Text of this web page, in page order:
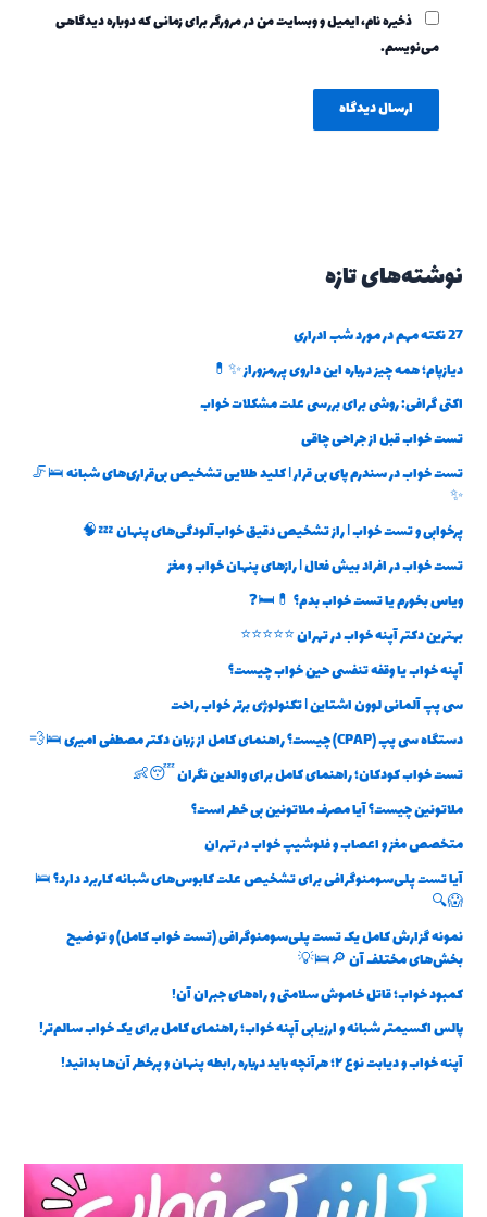
ذخیره نام، ایمیل و وبسایت من در مرورگر برای زمانی که دوباره دیدگاهی
می‌نویسم.
نوشته‌های تازه
27 نکته مهم در مورد شب ادراری
دیازپام؛ همه چیز درباره این داروی پررمزوراز ✨💊
اکتی گرافی: روشی برای بررسی علت مشکلات خواب
تست خواب قبل از جراحی چاقی
تست خواب در سندرم پای بی قرار | کلید طلایی تشخیص بی‌قراری‌های شبانه 🛌🦵
✨
پرخوابی و تست خواب | راز تشخیص دقیق خواب‌آلودگی‌های پنهان 💤🧠
تست خواب در افراد بیش فعال | رازهای پنهان خواب و مغز
ویاس بخورم یا تست خواب بدم؟ 💊🛏️❓
بهترین دکتر آپنه خواب در تهران ⭐⭐⭐⭐⭐
آپنه خواب یا وقفه تنفسی حین خواب چیست؟
سی پپ آلمانی لوون اشتاین | تکنولوژی برتر خواب راحت
دستگاه سی پپ (CPAP) چیست؟ راهنمای کامل از زبان دکتر مصطفی امیری 🛌💨
تست خواب کودکان؛ راهنمای کامل برای والدین نگران 😴👶
ملاتونین چیست؟ آیا مصرف ملاتونین بی خطر است؟
متخصص مغز و اعصاب و فلوشیپ خواب در تهران
آیا تست پلی‌سومنوگرافی برای تشخیص علت کابوس‌های شبانه کاربرد دارد؟ 🛌
😱🔍
نمونه گزارش کامل یک تست پلی‌سومنوگرافی (تست خواب کامل) و توضیح
بخش‌های مختلف آن 🔎🛌💡
کمبود خواب؛ قاتل خاموش سلامتی و راه‌های جبران آن!
پالس اکسیمتر شبانه و ارزیابی آپنه خواب؛ راهنمای کامل برای یک خواب سالم‌تر!
آپنه خواب و دیابت نوع ۲؛ هرآنچه باید درباره رابطه پنهان و پرخطر آن‌ها بدانید!